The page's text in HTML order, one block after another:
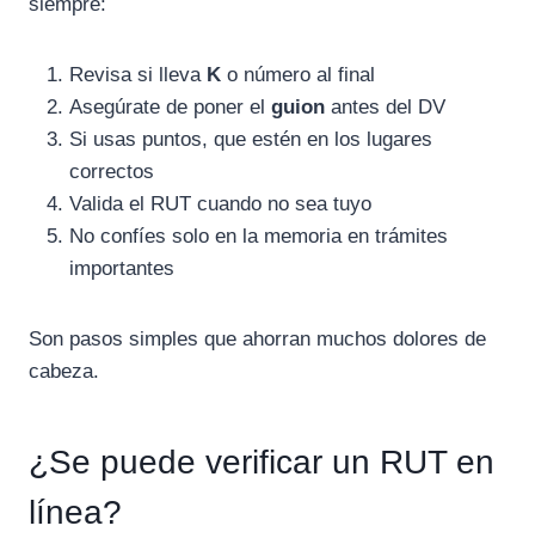
Revisa si lleva K o número al final
Asegúrate de poner el guion antes del DV
Si usas puntos, que estén en los lugares
correctos
Valida el RUT cuando no sea tuyo
No confíes solo en la memoria en trámites
importantes
Son pasos simples que ahorran muchos dolores de
cabeza.
¿Se puede verificar un RUT en
línea?